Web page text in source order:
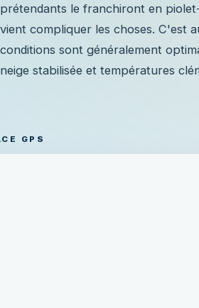
prétendants le franchiront en
vient compliquer les choses. C'est
conditions sont généralement
neige stabilisée et températures
GPS